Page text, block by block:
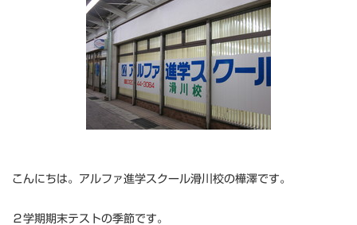
こんにちは。アルファ進学スクール滑川校の樺澤です。
２学期期末テストの季節です。